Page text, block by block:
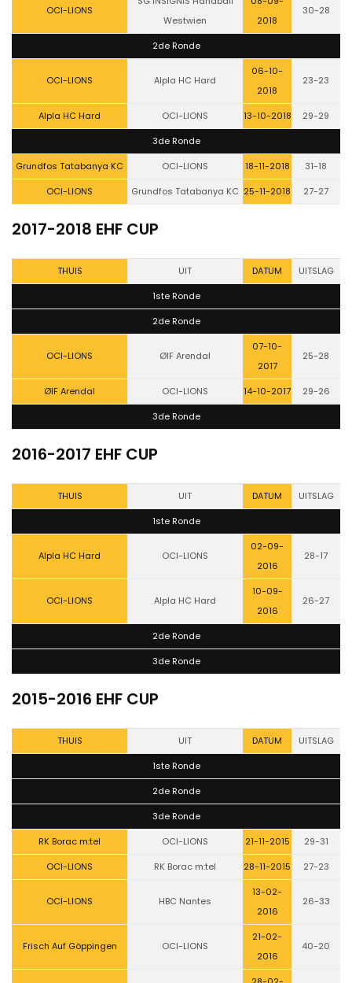
OCI-LIONS
Westwien
2018
30-28
2de Ronde
OCI-LIONS Alpla HC Hard
06-10-
2018
23-23
Alpla HC Hard OCI-LIONS 13-10-2018
29-29
3de Ronde
Grundfos Tatabanya KC
OCI-LIONS 18-11-2018
31-18
OCI-LIONS
Grundfos Tatabanya KC 25-11-2018 27-27
2017-2018 EHF CUP
THUIS UIT DATUM
UITSLAG
1ste Ronde
2de Ronde
OCI-LIONS ØIF Arendal
07-10-
2017
25-28
ØIF Arendal OCI-LIONS 14-10-2017
29-26
3de Ronde
2016-2017 EHF CUP
THUIS UIT DATUM
UITSLAG
1ste Ronde
Alpla HC Hard OCI-LIONS
02-09-
2016
28-17
OCI-LIONS Alpla HC Hard
10-09-
2016
26-27
2de Ronde
3de Ronde
2015-2016 EHF CUP
THUIS UIT DATUM
UITSLAG
1ste Ronde
2de Ronde
3de Ronde
RK Borac m:tel
OCI-LIONS 21-11-2015
29-31
OCI-LIONS
RK Borac m:tel 28-11-2015 27-23
OCI-LIONS HBC Nantes
13-02-
2016
26-33
Frisch Auf Göppingen OCI-LIONS
21-02-
2016
40-20